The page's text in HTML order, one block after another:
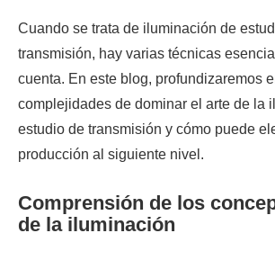
Cuando se trata de iluminación de
transmisión, hay varias técnicas
cuenta. En este blog, profundizaremos
complejidades de dominar el arte de la
estudio de transmisión y cómo puede
producción al siguiente nivel.
Comprensión de los
de la iluminación